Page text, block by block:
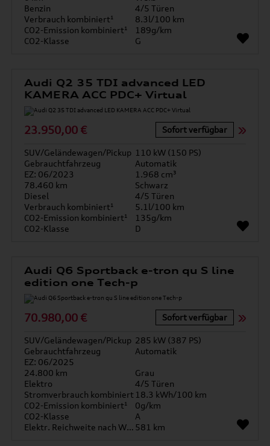
Benzin
4/5 Türen
Verbrauch kombiniert¹
8.3l/100 km
CO2-Emission kombiniert¹
189g/km
CO2-Klasse
G
Audi Q2 35 TDI advanced LED
KAMERA ACC PDC+ Virtual
23.950,00 € Sofort verfügbar
SUV/Geländewagen/Pickup 110 kW (150 PS)
Gebrauchtfahrzeug
Automatik
EZ: 06/2023
1.968 cm³
78.460 km
Schwarz
Diesel
4/5 Türen
Verbrauch kombiniert¹
5.1l/100 km
CO2-Emission kombiniert¹
135g/km
CO2-Klasse
D
Audi Q6 Sportback e-tron qu S line
edition one Tech-p
70.980,00 € Sofort verfügbar
SUV/Geländewagen/Pickup 285 kW (387 PS)
Gebrauchtfahrzeug
Automatik
EZ: 06/2025
24.800 km
Grau
Elektro
4/5 Türen
Stromverbrauch kombiniert 18.3 kWh/100 km
CO2-Emission kombiniert¹
0g/km
CO2-Klasse
A
Elektr. Reichweite nach WLTP* 581 km